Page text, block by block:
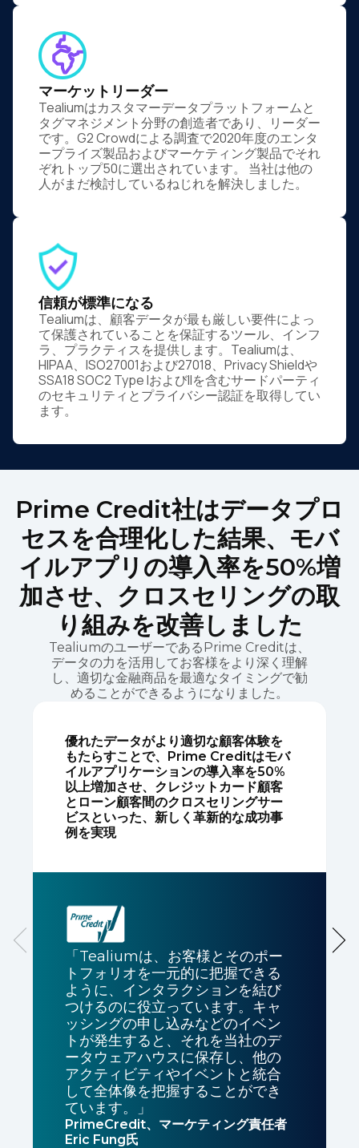
マーケットリーダー
Tealiumはカスタマーデータプラットフォームと
タグマネジメント分野の創造者であり、リーダー
です。G2 Crowdによる調査で2020年度のエンタ
ープライズ製品およびマーケティング製品でそれ
ぞれトップ50に選出されています。 当社は他の
人がまだ検討しているねじれを解決しました。
信頼が標準になる
Tealiumは、顧客データが最も厳しい要件によっ
て保護されていることを保証するツール、インフ
ラ、プラクティスを提供します。Tealiumは、
HIPAA、ISO27001および27018、Privacy Shieldや
SSA18 SOC2 Type IおよびIIを含むサードパーティ
のセキュリティとプライバシー認証を取得してい
ます。
Prime Credit社はデータプロ
セスを合理化した結果、モバ
イルアプリの導入率を50%増
加させ、クロスセリングの取
り組みを改善しました
TealiumのユーザーであるPrime Creditは、
データの力を活用してお客様をより深く理解
し、適切な金融商品を最適なタイミングで勧
めることができるようになりました。
優れたデータがより適切な顧客体験を
もたらすことで、Prime Creditはモバ
イルアプリケーションの導入率を50%
以上増加させ、クレジットカード顧客
とローン顧客間のクロスセリングサー
ビスといった、新しく革新的な成功事
例を実現
「Tealiumは、お客様とそのポー
トフォリオを一元的に把握できる
ように、インタラクションを結び
つけるのに役立っています。キャ
ッシングの申し込みなどのイベン
トが発生すると、それを当社のデ
ータウェアハウスに保存し、他の
アクティビティやイベントと統合
して全体像を把握することができ
ています。」
PrimeCredit、マーケティング責任者
Eric Fung氏